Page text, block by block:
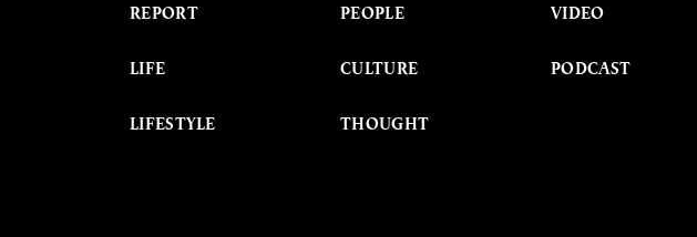
REPORT
LIFE
LIFESTYLE
PEOPLE
CULTURE
THOUGHT
VIDEO
PODCAST